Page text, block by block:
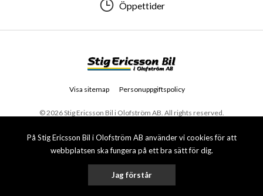
På Stig Ericsson Bil i Olofström AB använder vi cookies för att
webbplatsen ska fungera på ett bra sätt för dig.
Jag förstår
Öppettider
© 2026 Stig Ericsson Bil i Olofström AB. All rights reserved.
Visa sitemap Personuppgiftspolicy